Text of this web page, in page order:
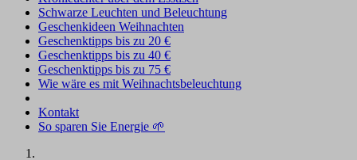
Schwarze Leuchten und Beleuchtung
Geschenkideen Weihnachten
Geschenktipps bis zu 20 €
Geschenktipps bis zu 40 €
Geschenktipps bis zu 75 €
Wie wäre es mit Weihnachtsbeleuchtung
Kontakt
So sparen Sie Energie 🌱